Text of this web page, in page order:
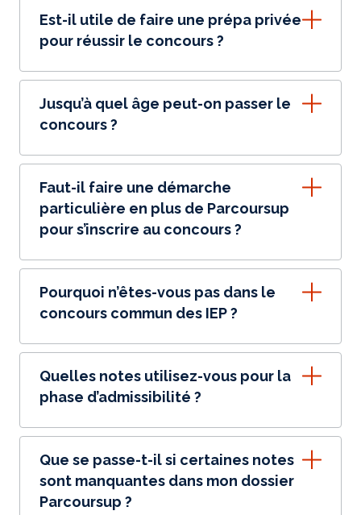
Est-il utile de faire une prépa privée
pour réussir le concours ?
Jusqu’à quel âge peut-on passer le
concours ?
Faut-il faire une démarche
particulière en plus de Parcoursup
pour s’inscrire au concours ?
Pourquoi n’êtes-vous pas dans le
concours commun des IEP ?
Quelles notes utilisez-vous pour la
phase d’admissibilité ?
Que se passe-t-il si certaines notes
sont manquantes dans mon dossier
Parcoursup ?